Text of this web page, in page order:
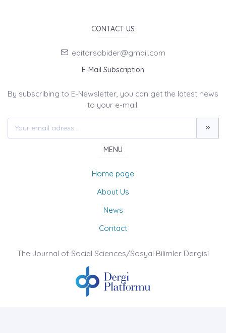
CONTACT US
editorsobider@gmail.com
E-Mail Subscription
By subscribing to E-Newsletter, you can get the latest news
to your e-mail.
MENU
Home page
About Us
News
Contact
The Journal of Social Sciences/Sosyal Bilimler Dergisi